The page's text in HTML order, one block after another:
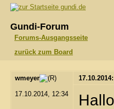
gundi.de
Gundi-Forum
Forums-Ausgangsseite
zurück zum Board
wmeyer
17.10.2014, 12:34